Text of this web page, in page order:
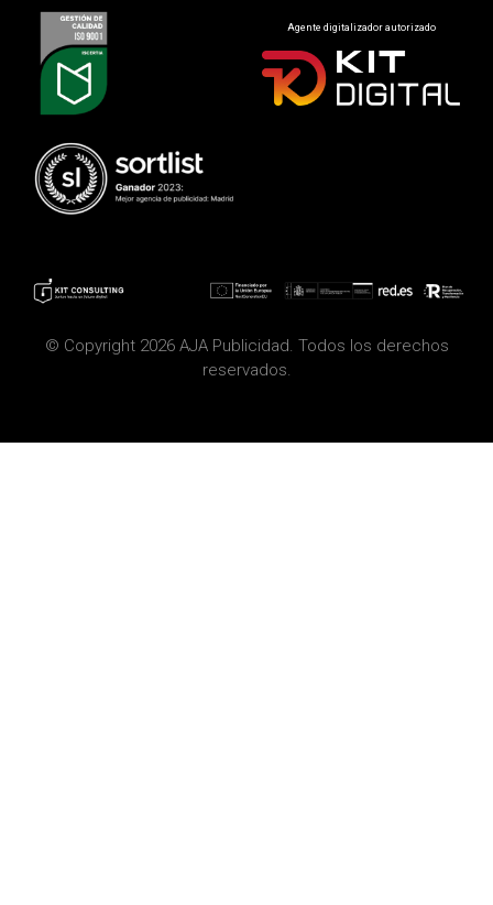
Agente digitalizador autorizado
© Copyright 2026 AJA Publicidad. Todos los derechos
reservados.